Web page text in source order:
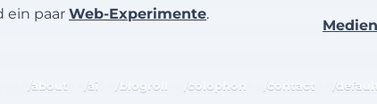
ein paar Web-Experimente.
/about /ai /blogroll /colophon /contact
/